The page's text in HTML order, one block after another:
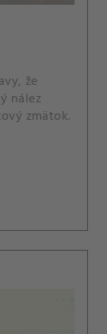
že
nález
zmätok.